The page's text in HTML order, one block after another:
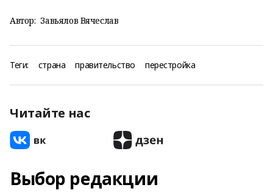
Автор: Завьялов Вячеслав
Теги: страна правительство перестройка
Читайте нас
Выбор редакции